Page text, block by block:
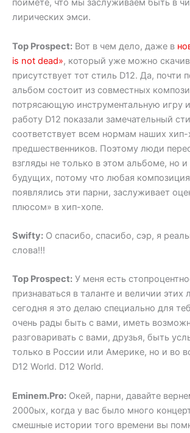
поймете, что мы заслуживаем быть в
лирических эмси.
Top Prospect: Вот в чем дело, даже в
is not dead», который уже можно
присутствует тот стиль D12. Да, почти
альбом состоит из совместных
потрясающую инструментальную игру
работу D12 показали замечательный
соответствует всем нормам наших хип-
предшественников. Поэтому люди
взгляды не только в этом альбоме, но
будущих, потому что любая
появлялись эти парни, заслуживает
плюсом» в хип-хопе.
Swifty: О спасибо, спасибо, сэр, я
слова!!!
Top Prospect: У меня есть
признаваться в таланте и величии этих
сегодня я это делаю специально для
очень рады быть с вами, иметь
разговаривать с вами, друзья, быть
только в России или Америке, но и во
D12 World. D12 World.
Eminem.Pro: Окей, парни, давайте
2000ых, когда у вас было много
смешные истории того времени вы